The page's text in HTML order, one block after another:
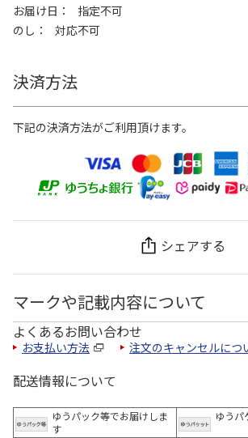
お届け日
指定不可
のし
対応不可
決済方法
下記の決済方法がご利用頂けます。
シェアする
マークや記載内容について
よくあるお問い合わせ
お支払い方法 注文のキャンセルにつ
配送情報について
ゆうパック等でお届けしま
す
ゆうパ